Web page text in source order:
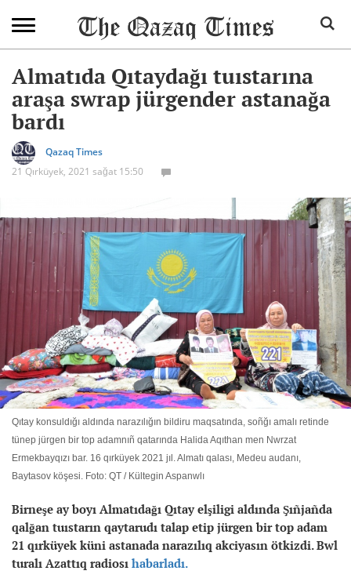
Almatıda Qıtaydağı tuıstarına
araşa swrap jürgender astanağa
bardı
Qazaq Times
21 Qırküyek, 2021 sağat 15:50
Qıtay konsuldığı aldında narazılığın bildiru maqsatında, soñğı amalı retinde
tünep jürgen bir top adamnıñ qatarında Halida Aqıthan men Nwrzat
Ermekbayqızı bar. 16 qırküyek 2021 jıl. Almatı qalası, Medeu audanı,
Baytasov köşesi. Foto: QT / Kültegin Aspanwlı
Birneşe ay boyı Almatıdağı Qıtay elşiligi aldında Şıñjañda
qalğan tuıstarın qaytarudı talap etip jürgen bir top adam
21 qırküyek küni astanada narazılıq akciyasın ötkizdi. Bwl
turalı Azattıq radiosı habarladı.